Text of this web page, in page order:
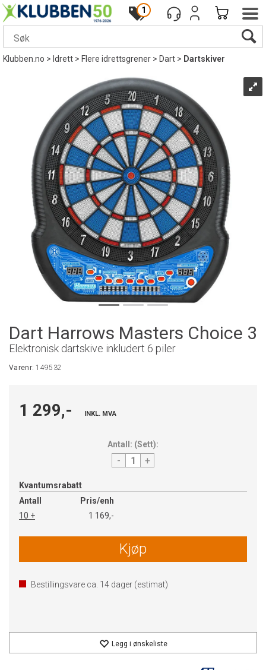
1
Klubben.no> Idrett>Flere idrettsgrener>Dart> Dartskiver
Dart Harrows Masters Choice 3
Elektronisk dartskive inkludert 6 piler
Varenr:149532
1 299,- INKL. MVA
Antall: (Sett):
- +
Kvantumsrabatt
Antall
Pris/enh
10 +
1 169,-
Kjøp
Bestillingsvare ca. 14 dager (estimat)
Legg i ønskeliste